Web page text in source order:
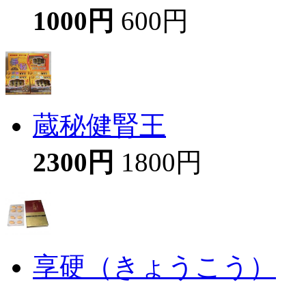
1000円 600円
蔵秘健腎王
2300円 1800円
享硬（きょうこう）